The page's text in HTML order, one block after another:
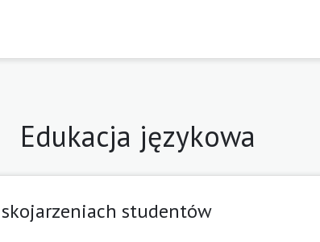
Edukacja językowa
skojarzeniach studentów